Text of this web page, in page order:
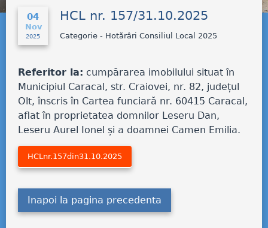
04
Nov
2025
HCL nr. 157/31.10.2025
Categorie - Hotărâri Consiliul Local 2025
Referitor la: cumpărarea imobilului situat în
Municipiul Caracal, str. Craiovei, nr. 82, județul
Olt, înscris în Cartea funciară nr. 60415 Caracal,
aflat în proprietatea domnilor Leseru Dan,
Leseru Aurel Ionel și a doamnei Camen Emilia.
HCLnr.157din31.10.2025
Inapoi la pagina precedenta